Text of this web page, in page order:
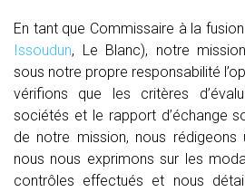
En tant que Commissaire à la
Issoudun, Le Blanc), notre
sous notre propre responsabilité
vérifions que les critères
sociétés et le rapport d’échange
de notre mission, nous rédigeons
nous nous exprimons sur les
contrôles effectués et nous